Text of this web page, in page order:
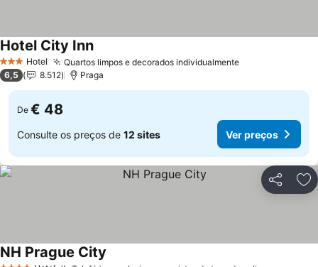
3 EstrelasHotel Quartos limpos e decorados individualmente
Hotel City Inn
6,5 8.512 Praga
De € 48
Consulte os preços de 12 sites Ver preços
Partilhar
NH Prague City